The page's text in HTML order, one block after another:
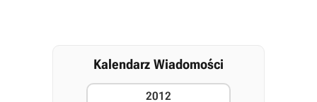
Kalendarz Wiadomości
2012